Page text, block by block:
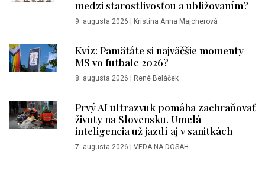
medzi starostlivosťou a ubližovaním?
9. augusta 2026 Kristína Anna Majcherová
Kvíz: Pamätáte si najväčšie momenty
MS vo futbale 2026?
8. augusta 2026 René Beláček
Prvý AI ultrazvuk pomáha zachraňovať
životy na Slovensku. Umelá
inteligencia už jazdí aj v sanitkách
7. augusta 2026 VEDA NA DOSAH